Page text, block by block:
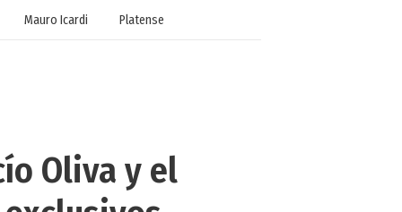
Mauro Icardi Platense
Oliva y el